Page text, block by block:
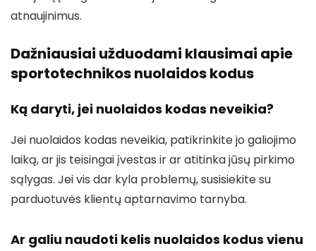
atnaujinimus.
Dažniausiai užduodami klausimai apie
sportotechnikos nuolaidos kodus
Ką daryti, jei nuolaidos kodas neveikia?
Jei nuolaidos kodas neveikia, patikrinkite jo galiojimo
laiką, ar jis teisingai įvestas ir ar atitinka jūsų pirkimo
sąlygas. Jei vis dar kyla problemų, susisiekite su
parduotuvės klientų aptarnavimo tarnyba.
Ar galiu naudoti kelis nuolaidos kodus vienu